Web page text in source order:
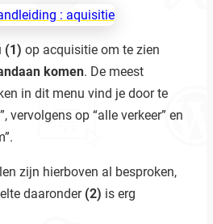
(1) op acquisitie om te zien
komen. De meest
in dit menu vind je door te
vervolgens op “alle verkeer” en
zijn hierboven al besproken,
daaronder (2) is erg